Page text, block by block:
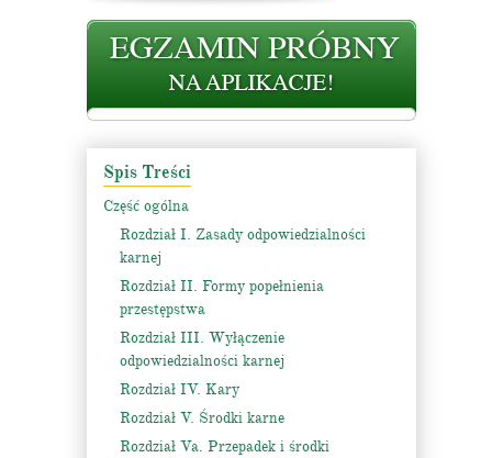
Spis Treści
Część ogólna
Rozdział I. Zasady odpowiedzialności
karnej
Rozdział II. Formy popełnienia
przestępstwa
Rozdział III. Wyłączenie
odpowiedzialności karnej
Rozdział IV. Kary
Rozdział V. Środki karne
Rozdział Va. Przepadek i środki